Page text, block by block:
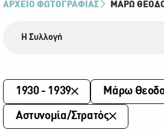
ΑΡΧΕΙΟ ΦΩΤΟΓΡΑΦΙΑΣ ΜΆΡΩ
Η Συλλογή
1930 - 1939 Μάρω
Αστυνομία/Στρατός